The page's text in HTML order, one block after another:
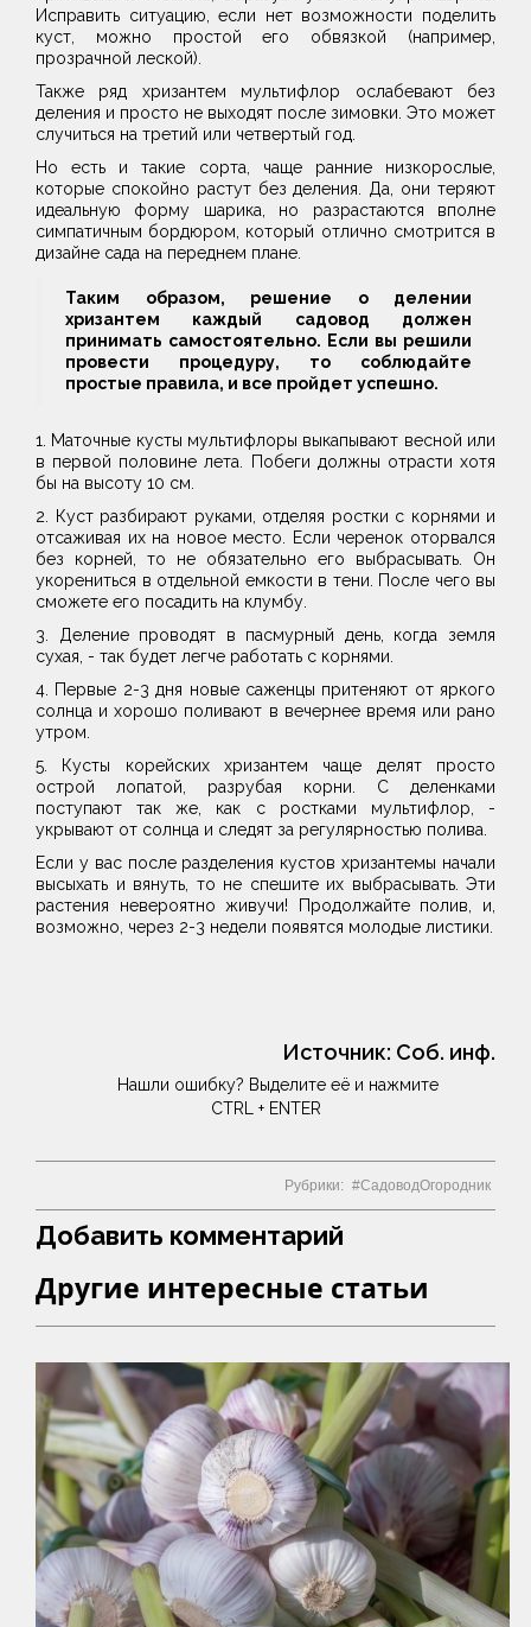
Исправить ситуацию, если нет возможности поделить
куст, можно простой его обвязкой (например,
прозрачной леской).
Также ряд хризантем мультифлор ослабевают без
деления и просто не выходят после зимовки. Это может
случиться на третий или четвертый год.
Но есть и такие сорта, чаще ранние низкорослые,
которые спокойно растут без деления. Да, они теряют
идеальную форму шарика, но разрастаются вполне
симпатичным бордюром, который отлично смотрится в
дизайне сада на переднем плане.
Таким образом, решение о делении
хризантем каждый садовод должен
принимать самостоятельно. Если вы решили
провести процедуру, то соблюдайте
простые правила, и все пройдет успешно.
1. Маточные кусты мультифлоры выкапывают весной или
в первой половине лета. Побеги должны отрасти хотя
бы на высоту 10 см.
2. Куст разбирают руками, отделяя ростки с корнями и
отсаживая их на новое место. Если черенок оторвался
без корней, то не обязательно его выбрасывать. Он
укорениться в отдельной емкости в тени. После чего вы
сможете его посадить на клумбу.
3. Деление проводят в пасмурный день, когда земля
сухая, - так будет легче работать с корнями.
4. Первые 2-3 дня новые саженцы притеняют от яркого
солнца и хорошо поливают в вечернее время или рано
утром.
5. Кусты корейских хризантем чаще делят просто
острой лопатой, разрубая корни. С деленками
поступают так же, как с ростками мультифлор, -
укрывают от солнца и следят за регулярностью полива.
Если у вас после разделения кустов хризантемы начали
высыхать и вянуть, то не спешите их выбрасывать. Эти
растения невероятно живучи! Продолжайте полив, и,
возможно, через 2-3 недели появятся молодые листики.
Источник: Соб. инф.
Нашли ошибку? Выделите её и нажмите
CTRL + ENTER
Рубрики: СадоводОгородник
Добавить комментарий
Другие интересные статьи